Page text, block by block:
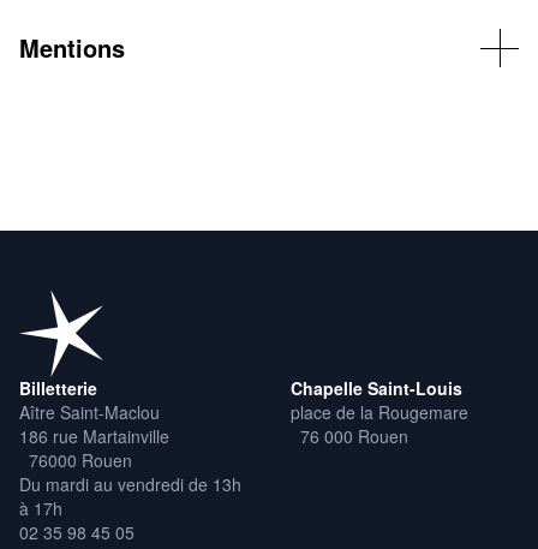
Mentions
Billetterie
Aître Saint-Maclou
186 rue Martainville
76000 Rouen
Du mardi au vendredi de 13h
à 17h
02 35 98 45 05
Chapelle Saint-Louis
place de la Rougemare
76 000 Rouen